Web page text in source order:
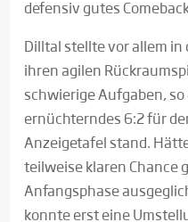
defensiv gutes
Dilltal stellte vor allem
ihren agilen
schwierige Aufgaben,
ernüchterndes 6:2 für
Anzeigetafel stand.
teilweise klaren Chance
Anfangsphase
konnte erst eine